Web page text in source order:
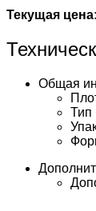
Текущая цена:
Общая
Тип